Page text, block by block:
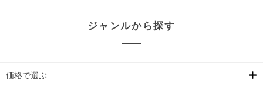
ジャンルから探す
価格で選ぶ